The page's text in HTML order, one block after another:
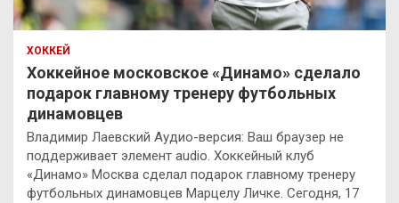
ХОККЕЙ
Хоккейное московское «Динамо» сделало
подарок главному тренеру футбольных
динамовцев
Владимир Лаевский Аудио-версия: Ваш браузер не
поддерживает элемент audio. Хоккейный клуб
«Динамо» Москва сделал подарок главному тренеру
футбольных динамовцев Марцелу Личке. Сегодня, 17